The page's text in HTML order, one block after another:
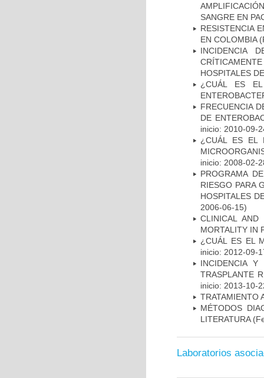
SANGRE EN
RESISTENCIA
EN COLOMBIA
INCIDENCIA
HOSPITALES
¿CUÁL ES EL
FRECUENCIA
DE
inicio: 2010-09-
¿CUÁL ES EL
inicio: 2008-02-
PROGRAMA
RIESGO PARA
HOSPITALES
2006-06-15)
CLINICAL AND
MORTALITY IN
¿CUÁL ES EL
inicio: 2012-09-
INCIDENCIA Y
TRASPLANTE
inicio: 2013-10-
TRATAMIENTO
MÉTODOS
LITERATURA
Laboratorios